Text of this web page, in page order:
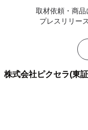
取材依頼・商品
プレスリリー
株式会社ピクセラ(東